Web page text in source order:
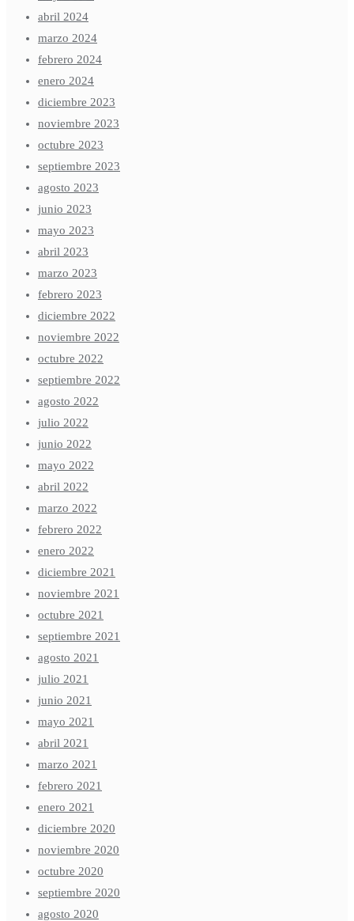
abril 2024
marzo 2024
febrero 2024
enero 2024
diciembre 2023
noviembre 2023
octubre 2023
septiembre 2023
agosto 2023
junio 2023
mayo 2023
abril 2023
marzo 2023
febrero 2023
diciembre 2022
noviembre 2022
octubre 2022
septiembre 2022
agosto 2022
julio 2022
junio 2022
mayo 2022
abril 2022
marzo 2022
febrero 2022
enero 2022
diciembre 2021
noviembre 2021
octubre 2021
septiembre 2021
agosto 2021
julio 2021
junio 2021
mayo 2021
abril 2021
marzo 2021
febrero 2021
enero 2021
diciembre 2020
noviembre 2020
octubre 2020
septiembre 2020
agosto 2020